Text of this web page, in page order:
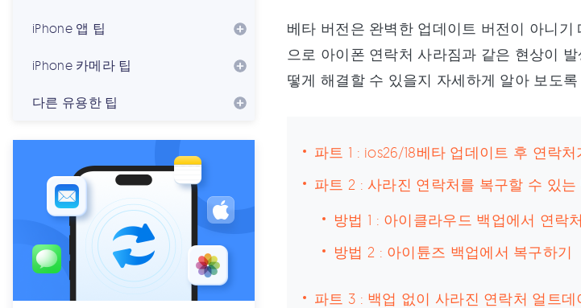
iPhone 앱 팁
iPhone 카메라 팁
다른 유용한 팁
베타 버전은 완벽한 업데이트 버전이 아니
으로 아이폰 연락처 사라짐과 같은 현상이
떻게 해결할 수 있을지 자세하게 알아 보도록
파트 1 : ios26/18베타 업데이트 후 연락
파트 2 : 사라진 연락처를 복구할 수 있는
방법 1 : 아이클라우드 백업에서 연락
방법 2 : 아이튠즈 백업에서 복구하기
파트 3 : 백업 없이 사라진 연락처 얼트데